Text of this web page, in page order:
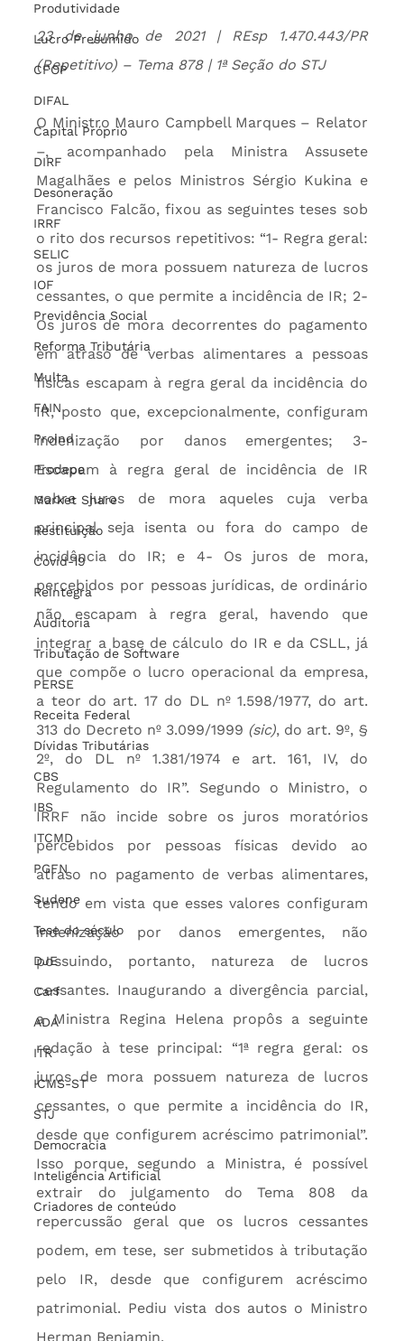
Produtividade
Lucro Presumido
CFOP
DIFAL
Capital Próprio
DIRF
Desoneração
IRRF
SELIC
IOF
Previdência Social
Reforma Tributária
Multa
FAIN
Proind
Prodepe
Market Share
Restituição
Covid-19
Reintegra
Auditoria
Tributação de Software
PERSE
Receita Federal
Dívidas Tributárias
CBS
IBS
ITCMD
PGFN
Sudene
Tese do século
DJE
Carf
ADA
ITR
ICMS-ST
STJ
Democracia
Inteligência Artificial
Criadores de conteúdo
23 de junho de 2021 | REsp 1.470.443/PR
(Repetitivo) – Tema 878 | 1ª Seção do STJ
O Ministro Mauro Campbell Marques – Relator
–, acompanhado pela Ministra Assusete
Magalhães e pelos Ministros Sérgio Kukina e
Francisco Falcão, fixou as seguintes teses sob
o rito dos recursos repetitivos: “1- Regra geral:
os juros de mora possuem natureza de lucros
cessantes, o que permite a incidência de IR; 2-
Os juros de mora decorrentes do pagamento
em atraso de verbas alimentares a pessoas
físicas escapam à regra geral da incidência do
IR, posto que, excepcionalmente, configuram
indenização por danos emergentes; 3-
Escapam à regra geral de incidência de IR
sobre juros de mora aqueles cuja verba
principal seja isenta ou fora do campo de
incidência do IR; e 4- Os juros de mora,
percebidos por pessoas jurídicas, de ordinário
não escapam à regra geral, havendo que
integrar a base de cálculo do IR e da CSLL, já
que compõe o lucro operacional da empresa,
a teor do art. 17 do DL nº 1.598/1977, do art.
313 do Decreto nº 3.099/1999 (sic), do art. 9º, §
2º, do DL nº 1.381/1974 e art. 161, IV, do
Regulamento do IR”. Segundo o Ministro, o
IRRF não incide sobre os juros moratórios
percebidos por pessoas físicas devido ao
atraso no pagamento de verbas alimentares,
tendo em vista que esses valores configuram
indenização por danos emergentes, não
possuindo, portanto, natureza de lucros
cessantes. Inaugurando a divergência parcial,
a Ministra Regina Helena propôs a seguinte
redação à tese principal: “1ª regra geral: os
juros de mora possuem natureza de lucros
cessantes, o que permite a incidência do IR,
desde que configurem acréscimo patrimonial”.
Isso porque, segundo a Ministra, é possível
extrair do julgamento do Tema 808 da
repercussão geral que os lucros cessantes
podem, em tese, ser submetidos à tributação
pelo IR, desde que configurem acréscimo
patrimonial. Pediu vista dos autos o Ministro
Herman Benjamin.